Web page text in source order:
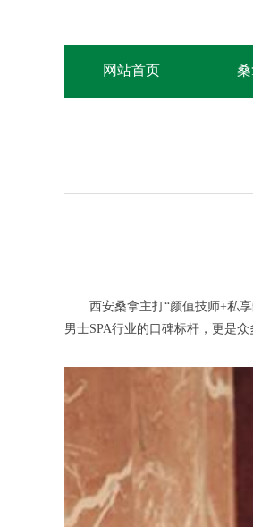
网站首页
西安桑拿主打“颜值技师+私享
男士SPA行业的口碑标杆，更是